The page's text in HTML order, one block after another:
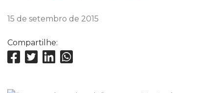
15 de setembro de 2015
Compartilhe: